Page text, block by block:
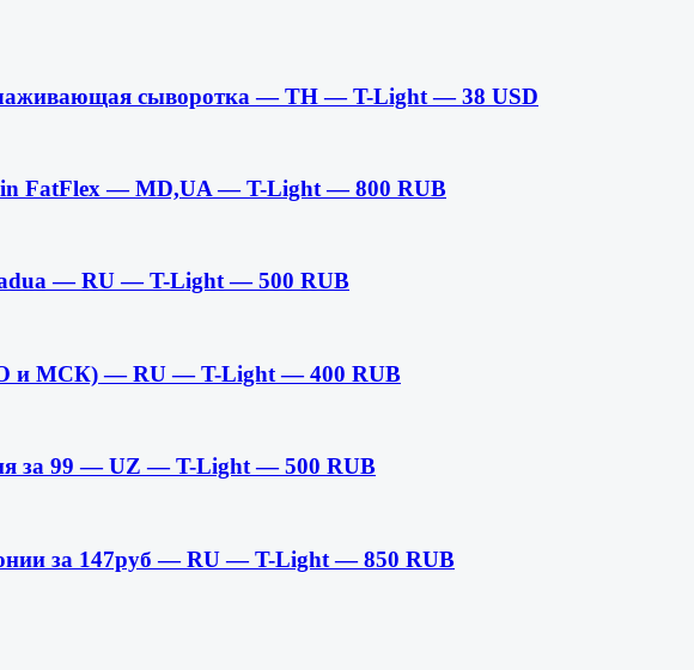
сыворотка — TH — T-Light — 38 USD
FatFlex — MD,UA — T-Light — 800 RUB
— RU — T-Light — 500 RUB
и МСК) — RU — T-Light — 400 RUB
за 99 — UZ — T-Light — 500 RUB
за 147руб — RU — T-Light — 850 RUB